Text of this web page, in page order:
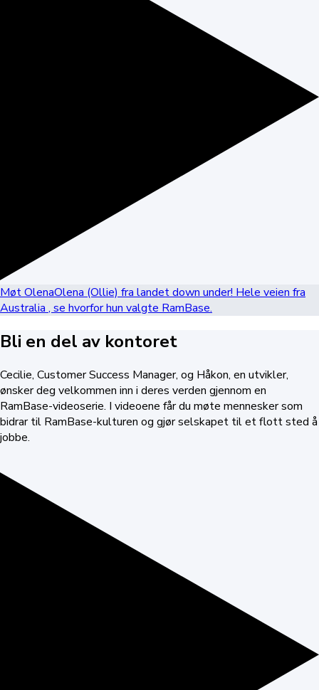
Møt OlenaOlena (Ollie) fra landet down under! Hele veien fra
Australia , se hvorfor hun valgte RamBase.
Bli en del av kontoret
Cecilie, Customer Success Manager, og Håkon, en utvikler,
ønsker deg velkommen inn i deres verden gjennom en
RamBase-videoserie. I videoene får du møte mennesker som
bidrar til RamBase-kulturen og gjør selskapet til et flott sted å
jobbe.